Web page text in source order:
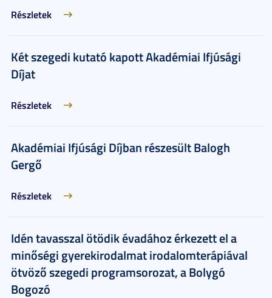
Részletek
Két szegedi kutató kapott Akadémiai Ifjúsági
Díjat
Részletek
Akadémiai Ifjúsági Díjban részesült Balogh
Gergő
Részletek
Idén tavasszal ötödik évadához érkezett el a
minőségi gyerekirodalmat irodalomterápiával
ötvöző szegedi programsorozat, a Bolygó
Bogozó